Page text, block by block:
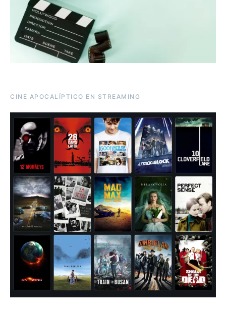
CINE APOCALÍPTICO EN STREAMING